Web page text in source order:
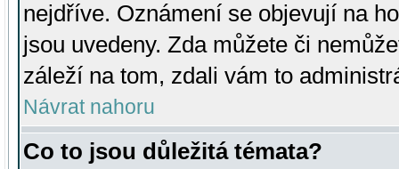
nejdříve. Oznámení se objevují na
jsou uvedeny. Zda můžete či
záleží na tom, zdali vám to
Návrat nahoru
Co to jsou důležitá témata?